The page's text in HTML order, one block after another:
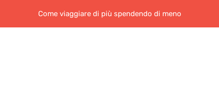
Come viaggiare di più spendendo di meno